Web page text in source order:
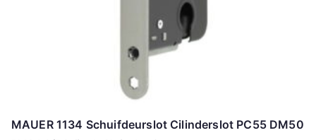
MAUER 1134 Schuifdeurslot Cilinderslot PC55 DM50